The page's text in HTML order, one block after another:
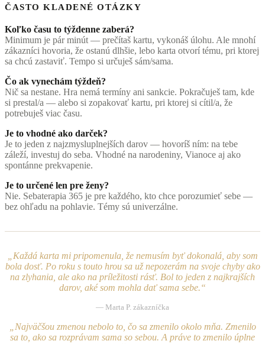
ČASTO KLADENÉ OTÁZKY
Koľko času to týždenne zaberá?
Minimum je pár minút — prečítaš kartu, vykonáš úlohu. Ale mnohí
zákazníci hovoria, že ostanú dlhšie, lebo karta otvorí tému, pri ktorej
sa chcú zastaviť. Tempo si určuješ sám/sama.
Čo ak vynechám týždeň?
Nič sa nestane. Hra nemá termíny ani sankcie. Pokračuješ tam, kde
si prestal/a — alebo si zopakovať kartu, pri ktorej si cítil/a, že
potrebuješ viac času.
Je to vhodné ako darček?
Je to jeden z najzmysluplnejších darov — hovoríš ním: na tebe
záleží, investuj do seba. Vhodné na narodeniny, Vianoce aj ako
spontánne prekvapenie.
Je to určené len pre ženy?
Nie. Sebaterapia 365 je pre každého, kto chce porozumieť sebe —
bez ohľadu na pohlavie. Témy sú univerzálne.
„Každá karta mi pripomenula, že nemusím byť dokonalá, aby som
bola dosť. Po roku s touto hrou sa už nepozerám na svoje chyby ako
na zlyhania, ale ako na príležitosti rásť. Bol to jeden z najkrajších
darov, aké som mohla dať sama sebe.“
— Marta P. zákazníčka
„Najväčšou zmenou nebolo to, čo sa zmenilo okolo mňa. Zmenilo
sa to, ako sa rozprávam sama so sebou. A práve to zmenilo úplne